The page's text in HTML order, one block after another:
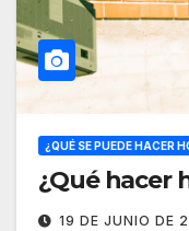
¿QUÉ SE PUEDE HACER
¿Qué hacer
19 DE JUNIO DE